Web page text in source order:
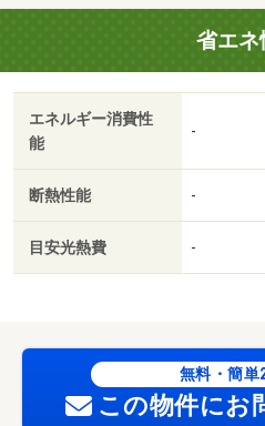
めればいいかわからない」「
い」そんな方もご安心くださ
入力するだけ。お部屋探しを
ーズに。・賃貸保証等：加入
ーブ株式会社 契約時保証委託
託料：賃料総額の２．２％又
在・うどんちゃんと『ＬＩＮ
はＬＩＮＥで条件を入力する
と気軽に、もっとスムーズに
省エネ
エネルギー消費性
能
-
断熱性能 -
目安光熱費 -
無料・簡単
この物件にお